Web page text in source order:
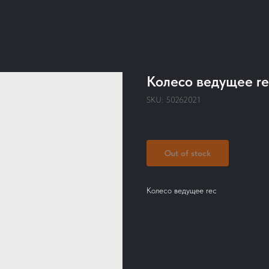
Колесо ведущее
SKU: 50262021
Out of stock
Колесо ведущее rec